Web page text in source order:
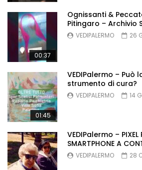
00:37
Ognissanti &
Pitingaro – Archivio
VEDIPALERMO 26
01:45
VEDIPalermo – Può
strumento di cura?
VEDIPALERMO 14
VEDIPalermo – PIXEL
SMARTPHONE A
VEDIPALERMO 28